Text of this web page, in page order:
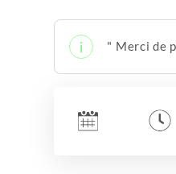
" Merci de